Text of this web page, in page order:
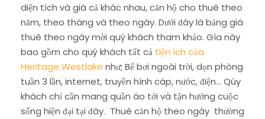
diện tích và giá cả khác nhau, căn hộ cho thuê theo
năm, theo tháng và theo ngày. Dưới đây là bảng giá
thuê theo ngày mời quý khách tham khảo. Gía này
bao gồm cho quý khách tất cả tiện ích của
Heritage Westlake như; Bể bơi ngoài trời, dọn phòng
tuần 3 lần, internet, truyền hình cáp, nước, điện… Qúy
khách chỉ cần mang quần áo tới và tận hưởng cuộc
sống hiện đại tại đây. Thuê căn hộ theo ngày thường